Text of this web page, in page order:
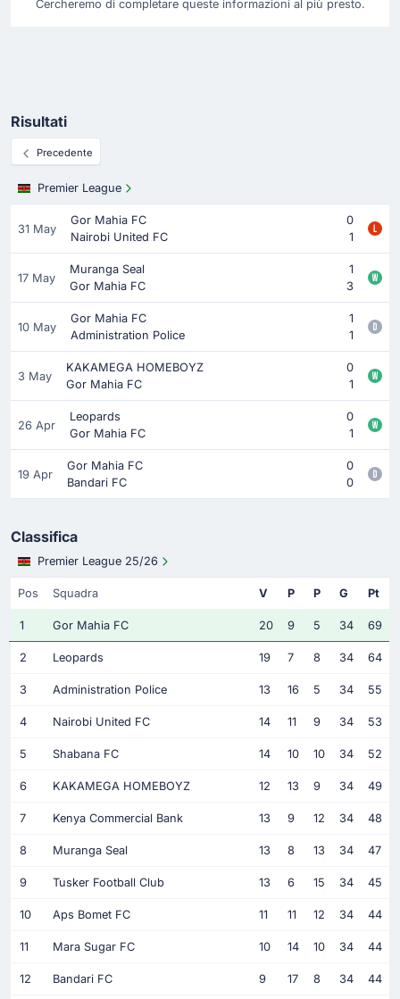
Cercheremo di completare queste informazioni al più presto.
Risultati
Precedente
Premier League
31 May
Gor Mahia FC
0
Nairobi United FC
1
17 May
Muranga Seal
1
Gor Mahia FC
3
10 May
Gor Mahia FC
1
Administration Police
1
3 May
KAKAMEGA HOMEBOYZ
0
Gor Mahia FC
1
26 Apr
Leopards
0
Gor Mahia FC
1
19 Apr
Gor Mahia FC
0
Bandari FC
0
Classifica
Premier League 25/26
Pos Squadra V P P G Pt
1 Gor Mahia FC 20 9 5 34 69
2 Leopards 19 7 8 34 64
3 Administration Police 13 16 5 34 55
4 Nairobi United FC 14 11 9 34 53
5 Shabana FC 14 10 10 34 52
6 KAKAMEGA HOMEBOYZ 12 13 9 34 49
7 Kenya Commercial Bank 13 9 12 34 48
8 Muranga Seal 13 8 13 34 47
9 Tusker Football Club 13 6 15 34 45
10 Aps Bomet FC 11 11 12 34 44
11 Mara Sugar FC 10 14 10 34 44
12 Bandari FC 9 17 8 34 44